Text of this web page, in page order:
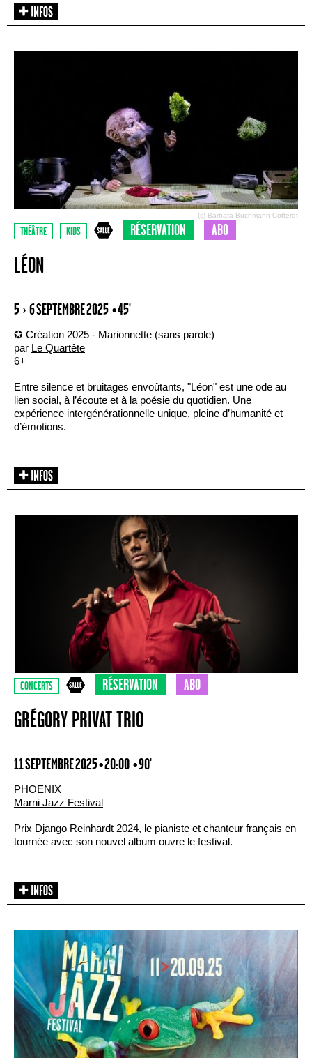
(c) Barbara Buchmann-Cotterot
THÉÂTRE KIDS RÉSERVATION ABO
LÉON
5 › 6 SEPTEMBRE 2025 • 45'
✪ Création 2025 - Marionnette (sans parole)
par Le Quartête
6+
Entre silence et bruitages envoûtants, "Léon" est une ode au
lien social, à l’écoute et à la poésie du quotidien. Une
expérience intergénérationnelle unique, pleine d’humanité et
d’émotions.
CONCERTS RÉSERVATION ABO
GRÉGORY PRIVAT TRIO
11 SEPTEMBRE 2025 • 20:00 • 90'
PHOENIX
Marni Jazz Festival
Prix Django Reinhardt 2024, le pianiste et chanteur français en
tournée avec son nouvel album ouvre le festival.